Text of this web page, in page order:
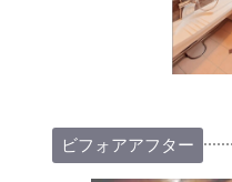
ビフォアアフター